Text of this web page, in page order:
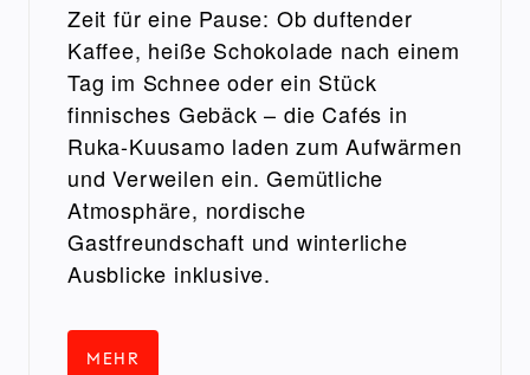
Zeit für eine Pause: Ob duftender
Kaffee, heiße Schokolade nach einem
Tag im Schnee oder ein Stück
finnisches Gebäck – die Cafés in
Ruka-Kuusamo laden zum Aufwärmen
und Verweilen ein. Gemütliche
Atmosphäre, nordische
Gastfreundschaft und winterliche
Ausblicke inklusive.
MEHR